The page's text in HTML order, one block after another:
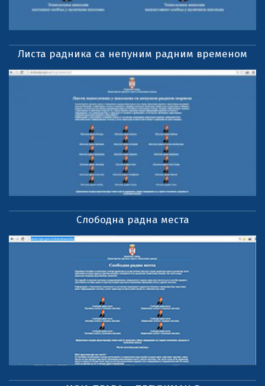
Листа радника са непуним радним временом
Слободна радна места